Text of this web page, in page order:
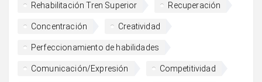
Rehabilitación Tren Superior Recuperación
Concentración Creatividad
Perfeccionamiento de habilidades
Comunicación/Expresión Competitividad